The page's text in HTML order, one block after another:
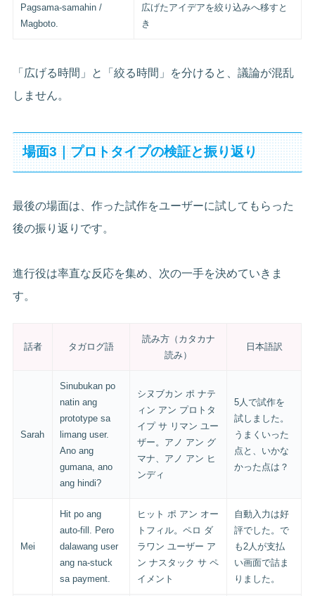
Pagsama-samahin /
Magboto.
広げたアイデアを絞り込みへ移すと
き
「広げる時間」と「絞る時間」を分けると、議論が混乱
しません。
場面3｜プロトタイプの検証と振り返り
最後の場面は、作った試作をユーザーに試してもらった
後の振り返りです。
進行役は率直な反応を集め、次の一手を決めていきま
す。
話者 タガログ語
読み方（カタカナ
読み）
日本語訳
Sarah
Sinubukan po
natin ang
prototype sa
limang user.
Ano ang
gumana, ano
ang hindi?
シヌブカン ポ ナテ
ィン アン プロトタ
イプ サ リマン ユー
ザー。アノ アン グ
マナ、アノ アン ヒ
ンディ
5人で試作を
試しました。
うまくいった
点と、いかな
かった点は？
Mei
Hit po ang
auto-fill. Pero
dalawang user
ang na-stuck
sa payment.
ヒット ポ アン オー
トフィル。ペロ ダ
ラワン ユーザー ア
ン ナスタック サ ペ
イメント
自動入力は好
評でした。で
も2人が支払
い画面で詰ま
りました。